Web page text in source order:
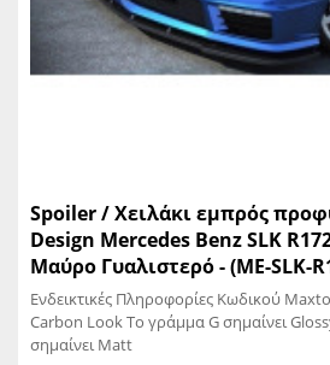
Spoiler / Χειλάκι εμπρός
Design Mercedes Benz SLK
Μαύρο Γυαλιστερό - (ME-SLK-
Ενδεικτικές Πληροφορίες Κωδικού
Carbon Look Το γράμμα G σημαίνει
σημαίνει Matt